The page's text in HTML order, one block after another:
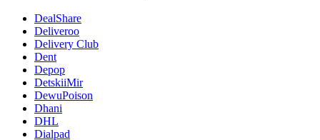
DealShare
Deliveroo
Delivery Club
Dent
Depop
DetskiiMir
DewuPoison
Dhani
DHL
Dialpad